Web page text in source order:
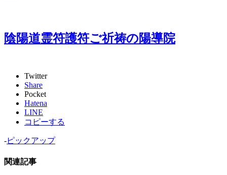
陰陽道霊符護符ご祈祷の陽導院
Twitter
Share
Pocket
Hatena
LINE
コピーする
-ピックアップ
関連記事